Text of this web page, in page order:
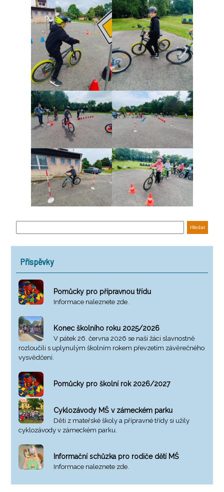
Příspěvky
Pomůcky pro přípravnou třídu
Informace naleznete zde.
Konec školního roku 2025/2026
V pátek 26. června 2026 se naši žáci slavnostně
rozloučili s uplynulým školním rokem převzetím závěrečného
vysvědčení.
Pomůcky pro školní rok 2026/2027
Cyklozávody MŠ v zámeckém parku
Děti z mateřské školy a přípravné třídy si užily
cyklozávody v zámeckém parku.
Informační schůzka pro rodiče dětí MŠ
Informace naleznete zde.